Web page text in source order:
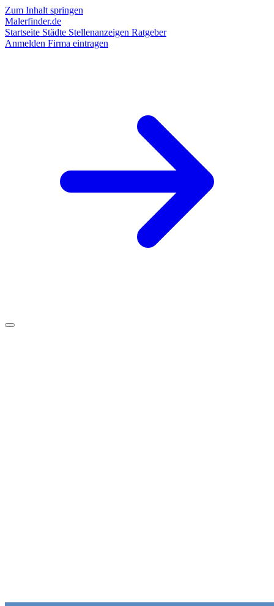
Zum Inhalt springen
Malerfinder.de
Startseite Städte Stellenanzeigen Ratgeber
Anmelden Firma eintragen